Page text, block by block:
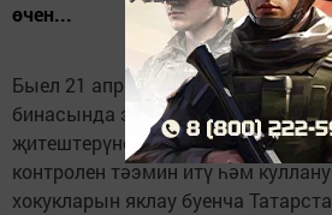
өчен...
Быел 21 апрельдә Шәмәрдән
бинасында этил спирты,
җитештерүне һәм аларның
контролен тәэмин итү һәм
хокукларын яклау буенча